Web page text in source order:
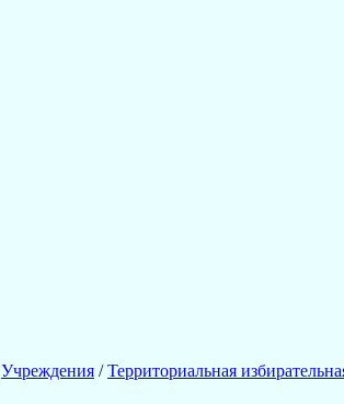
Учреждения /Территориальная